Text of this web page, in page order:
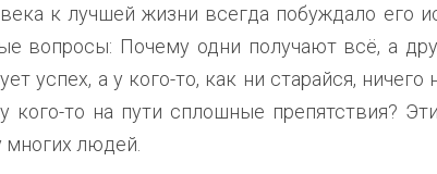
к лучшей жизни всегда побуждало его
вопросы: Почему одни получают всё, а
успех, а у кого-то, как ни старайся,
кого-то на пути сплошные препятствия?
людей.